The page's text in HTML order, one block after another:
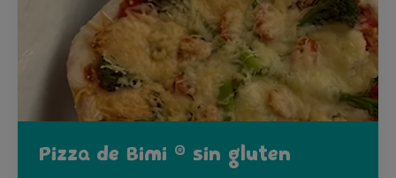
Pizza de Bimi ® sin gluten